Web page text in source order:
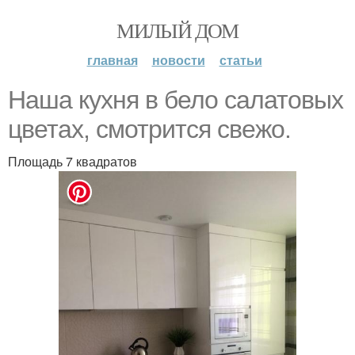
МИЛЫЙ ДОМ
главная новости статьи
Наша кухня в бело салатовых
цветах, смотрится свежо.
Площадь 7 квадратов